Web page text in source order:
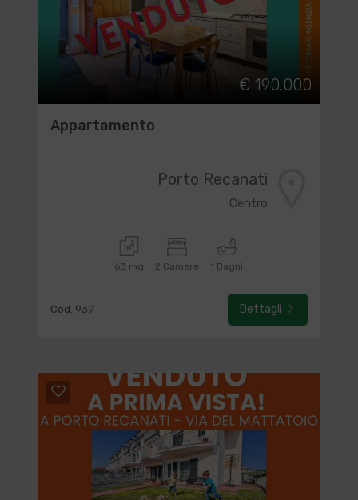
€ 190.000
Appartamento
Porto Recanati
Centro
63 mq 2 Camere 1 Bagni
Cod. 939 Dettagli